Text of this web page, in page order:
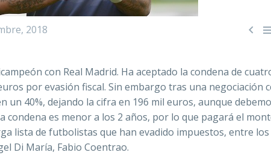

2018
con Real Madrid. Ha aceptado la condena de
por evasión fiscal. Sin embargo tras una negociación
un 40%, dejando la cifra en 196 mil euros, aunque
condena es menor a los 2 años, por lo que pagará el
lista de futbolistas que han evadido impuestos, entre los
Di María, Fabio Coentrao.